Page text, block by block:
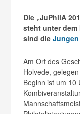
Die „JuPhilA
steht unter
sind die
Am Ort des
Holvede,
Beginn ist um 10